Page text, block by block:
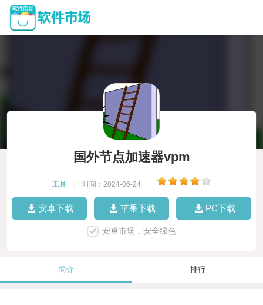
国外节点加速器vpm
工具 时间：2024-06-24
安卓下载 苹果下载 PC下载
安卓市场，安全绿色
简介 排行